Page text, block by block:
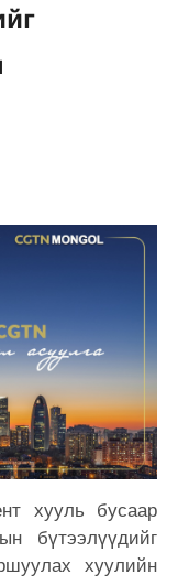
хууль бусаар
бүтээлүүдийг
хуулийн